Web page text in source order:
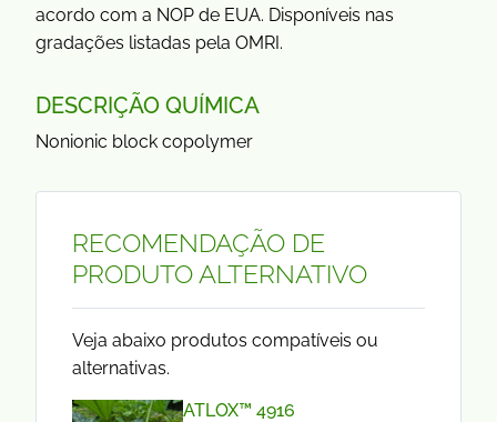
acordo com a NOP de EUA. Disponíveis nas
gradações listadas pela OMRI.
DESCRIÇÃO QUÍMICA
Nonionic block copolymer
RECOMENDAÇÃO DE
PRODUTO ALTERNATIVO
Veja abaixo produtos compatíveis ou
alternativas.
ATLOX™ 4916